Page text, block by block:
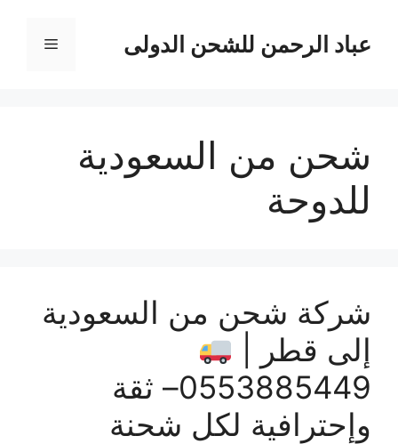
المحتوىعباد الرحمن للشحن الدولى القائمة
شحن من السعودية
للدوحة
شركة شحن من السعودية
إلى قطر |
0553885449– ثقة
وإحترافية لكل شحنة